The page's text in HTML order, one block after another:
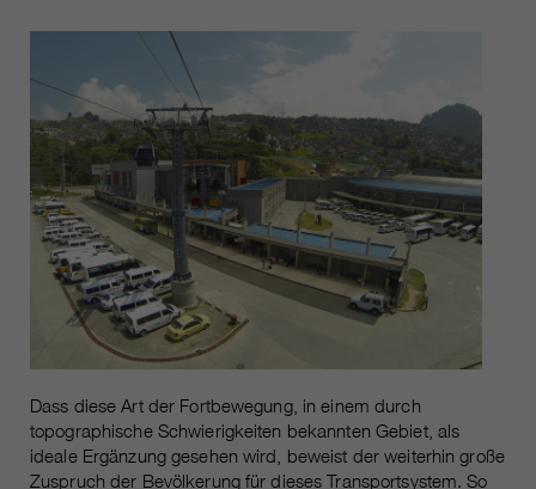
Dass diese Art der Fortbewegung, in einem durch
topographische Schwierigkeiten bekannten Gebiet, als
ideale Ergänzung gesehen wird, beweist der weiterhin große
Zuspruch der Bevölkerung für dieses Transportsystem. So
personenbezogene Daten werden
verwendet, um Berichte über die
Nutzung der Website zu erstellen,
die uns helfen, unsere Websites /
Apps zu verbessern. Diese
Informationen werden auch an
unsere Kunden / Partner
weitergegeben.